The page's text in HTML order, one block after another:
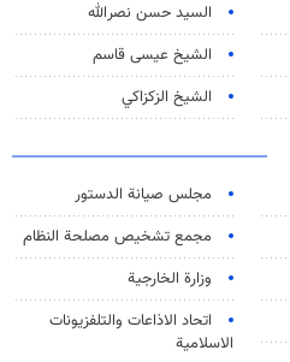
السيد حسن نصرالله
الشيخ عيسى قاسم
الشيخ الزكزاكي
مجلس صيانة الدستور
مجمع تشخيص مصلحة النظام
وزارة الخارجية
اتحاد الاذاعات والتلفزيونات
الاسلامية